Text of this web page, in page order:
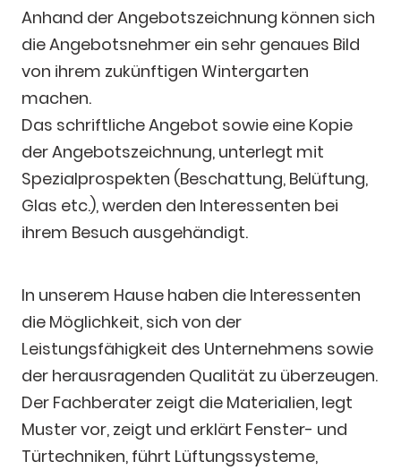
Anhand der Angebotszeichnung können sich
die Angebotsnehmer ein sehr genaues Bild
von ihrem zukünftigen Wintergarten
machen.
Das schriftliche Angebot sowie eine Kopie
der Angebotszeichnung, unterlegt mit
Spezialprospekten (Beschattung, Belüftung,
Glas etc.), werden den Interessenten bei
ihrem Besuch ausgehändigt.
In unserem Hause haben die Interessenten
die Möglichkeit, sich von der
Leistungsfähigkeit des Unternehmens sowie
der herausragenden Qualität zu überzeugen.
Der Fachberater zeigt die Materialien, legt
Muster vor, zeigt und erklärt Fenster- und
Türtechniken, führt Lüftungssysteme,